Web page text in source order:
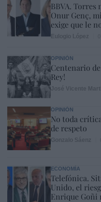
BBVA. Torres
Onur Genç,
exige que le
OPINIÓN
Centenario
Rey!
OPINIÓN
No toda
de respeto
ECONOMÍA
Telefónica.
Unido, el
Enrique Goñi